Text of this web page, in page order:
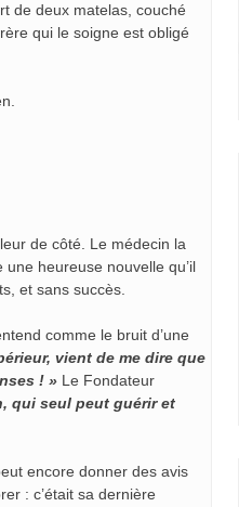
de deux matelas, couché
qui le soigne est obligé
de côté. Le médecin la
heureuse nouvelle qu’il
et sans succès.
comme le bruit d’une
vient de me dire que
! » Le Fondateur
qui seul peut guérir et
encore donner des avis
: c’était sa dernière